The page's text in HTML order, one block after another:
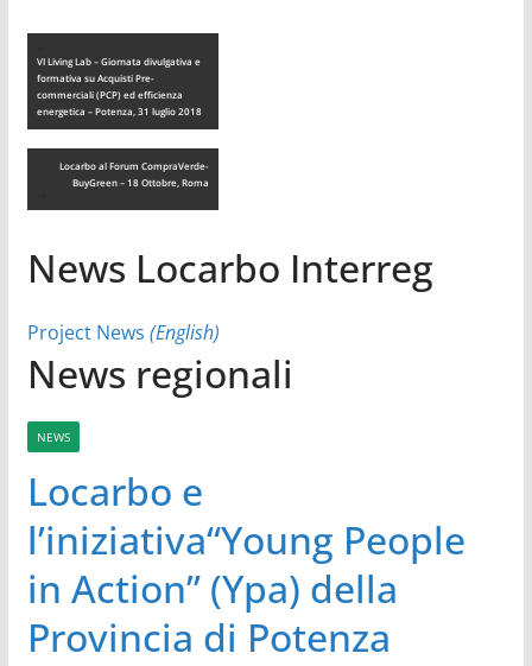
VI Living Lab – Giornata divulgativa e
formativa su Acquisti Pre-
commerciali (PCP) ed efficienza
energetica – Potenza, 31 luglio 2018
Locarbo al Forum CompraVerde-
BuyGreen – 18 Ottobre, Roma
News Locarbo Interreg
Project News (English)
News regionali
NEWS
Locarbo e
l’iniziativa“Young People
in Action” (Ypa) della
Provincia di Potenza